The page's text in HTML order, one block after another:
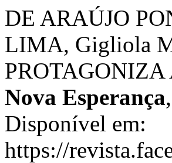
DE ARAÚJO
LIMA, Gigliola
Nova Esperança,
Disponível em:
https://